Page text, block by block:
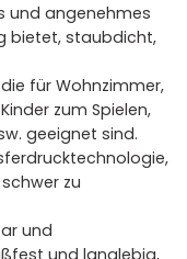
und angenehmes
bietet, staubdicht,
für Wohnzimmer,
zum Spielen,
geeignet sind.
zu
und
und langlebig,